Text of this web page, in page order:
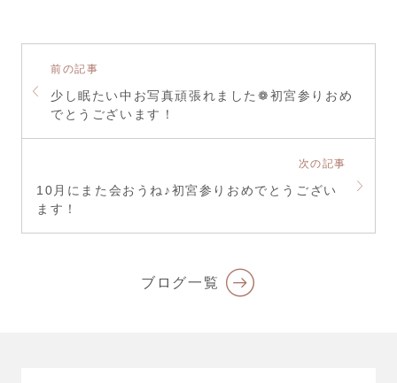
前の記事
少し眠たい中お写真頑張れました❁初宮参りおめ
でとうございます！
次の記事
10月にまた会おうね♪初宮参りおめでとうござい
ます！
ブログ一覧